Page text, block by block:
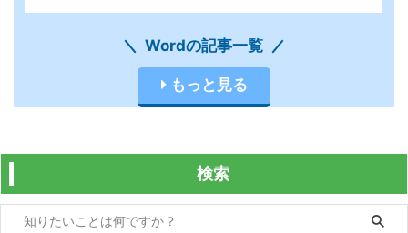
Wordの記事一覧
もっと見る
検索